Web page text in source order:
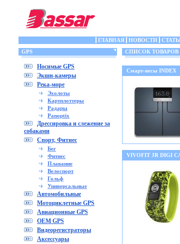
ГЛАВНАЯ НОВОСТИ
GPS
Носимые GPS
Экшн-камеры
Река-море
Эхолоты
Картплоттеры
Радары
Panoptix
Дрессировка и слежение за
собаками
Спорт, Фитнес
Бег
Фитнес
Плавание
Велоспорт
Гольф
Универсальные
Автомобильные
Мотоциклетные GPS
Авиационные GPS
OEM GPS
Видеорегистраторы
Аксессуары
СПИСОК ТОВАРОВ
Смарт-весы INDEX
VIVOFIT JR DIGI